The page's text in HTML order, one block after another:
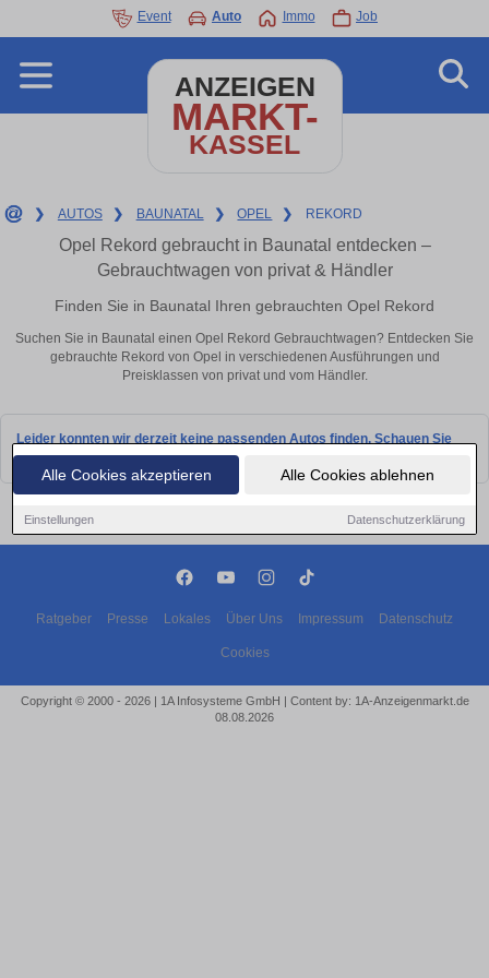
Alle Cookies akzeptieren Alle Cookies ablehnen
Einstellungen Datenschutzerklärung
Event Auto Immo Job
ANZEIGEN
MARKT-
KASSEL
❯ AUTOS ❯ BAUNATAL ❯ OPEL ❯ REKORD
Opel Rekord gebraucht in Baunatal entdecken –
Gebrauchtwagen von privat & Händler
Finden Sie in Baunatal Ihren gebrauchten Opel Rekord
Suchen Sie in Baunatal einen Opel Rekord Gebrauchtwagen? Entdecken Sie
gebrauchte Rekord von Opel in verschiedenen Ausführungen und
Preisklassen von privat und vom Händler.
Leider konnten wir derzeit keine passenden Autos finden. Schauen Sie
bald wieder vorbei!
Ratgeber Presse Lokales Über Uns Impressum Datenschutz
Cookies
Copyright © 2000 - 2026 | 1A Infosysteme GmbH | Content by: 1A-Anzeigenmarkt.de
08.08.2026